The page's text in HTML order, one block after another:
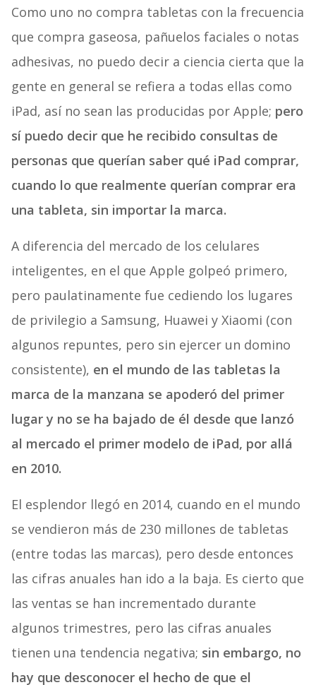
Como uno no compra tabletas con la frecuencia
que compra gaseosa, pañuelos faciales o notas
adhesivas, no puedo decir a ciencia cierta que la
gente en general se refiera a todas ellas como
iPad, así no sean las producidas por Apple; pero
sí puedo decir que he recibido consultas de
personas que querían saber qué iPad comprar,
cuando lo que realmente querían comprar era
una tableta, sin importar la marca.
A diferencia del mercado de los celulares
inteligentes, en el que Apple golpeó primero,
pero paulatinamente fue cediendo los lugares
de privilegio a Samsung, Huawei y Xiaomi (con
algunos repuntes, pero sin ejercer un domino
consistente), en el mundo de las tabletas la
marca de la manzana se apoderó del primer
lugar y no se ha bajado de él desde que lanzó
al mercado el primer modelo de iPad, por allá
en 2010.
El esplendor llegó en 2014, cuando en el mundo
se vendieron más de 230 millones de tabletas
(entre todas las marcas), pero desde entonces
las cifras anuales han ido a la baja. Es cierto que
las ventas se han incrementado durante
algunos trimestres, pero las cifras anuales
tienen una tendencia negativa; sin embargo, no
hay que desconocer el hecho de que el